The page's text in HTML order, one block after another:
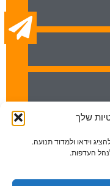
שלך
וידאו ולמדוד תנועה.
העדפות.